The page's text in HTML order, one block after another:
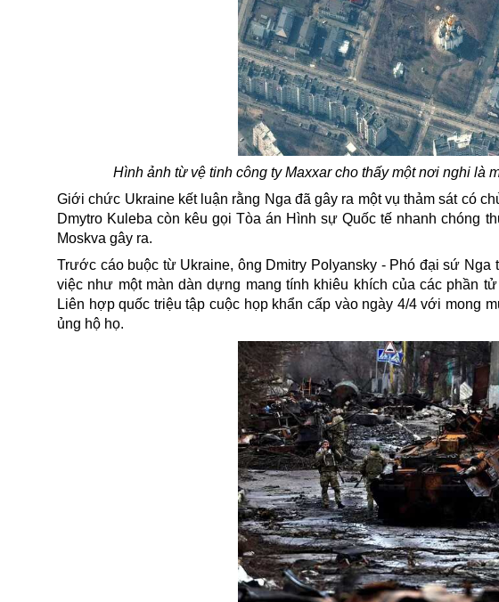
Hình ảnh từ vệ tinh công ty Maxxar cho thấy một nơi nghi là
Giới chức Ukraine kết luận rằng Nga đã gây ra một vụ thảm sát có
Dmytro Kuleba còn kêu gọi Tòa án Hình sự Quốc tế nhanh chóng
Moskva gây ra.
Trước cáo buộc từ Ukraine, ông Dmitry Polyansky - Phó đại sứ
việc như một màn dàn dựng mang tính khiêu khích của các phần
Liên hợp quốc triệu tập cuộc họp khẩn cấp vào ngày 4/4với mong
ủng hộ họ.